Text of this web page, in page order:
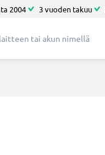
2004 3 vuoden takuu